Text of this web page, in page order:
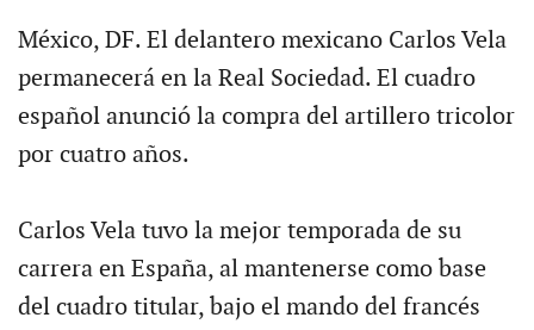
México, DF. El delantero mexicano Carlos Vela
permanecerá en la Real Sociedad. El cuadro
español anunció la compra del artillero tricolor
por cuatro años.
Carlos Vela tuvo la mejor temporada de su
carrera en España, al mantenerse como base
del cuadro titular, bajo el mando del francés